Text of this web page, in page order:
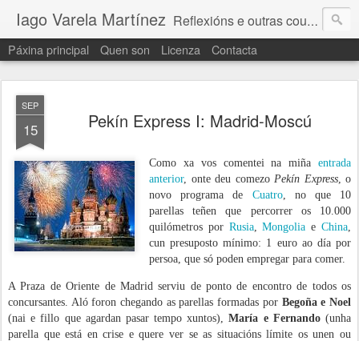
Iago Varela Martínez Reflexións e outras cousas que non caben nun tweet
Páxina principal Quen son Licenza Contacta
SEP
15 Pekín Express I: Madrid-Moscú
Como xa vos comentei na miña entrada
anterior, onte deu comezo Pekín Express, o
novo programa de Cuatro, no que 10
parellas teñen que percorrer os 10.000
quilómetros por Rusia,Mongolia eChina,
cun presuposto mínimo: 1 euro ao día por
persoa, que só poden empregar para comer.
A Praza de Oriente de Madrid serviu de ponto de encontro de todos os
concursantes. Aló foron chegando as parellas formadas por Begoña e Noel
(nai e fillo que agardan pasar tempo xuntos),María e Fernando(unha
parella que está en crise e quere ver se as situacións límite os unen ou